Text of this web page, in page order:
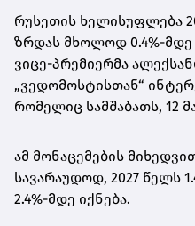
რუსეთის ხელისუფლება
ზრდას მხოლოდ 0.4%-მდე
ვიცე-პრემიერმა
„ვედომოსტისთან“
რომელიც სამშაბათს, 12
ამ მონაცემების
სავარაუდოდ, 2027 წელს
2.4%-მდე იქნება.